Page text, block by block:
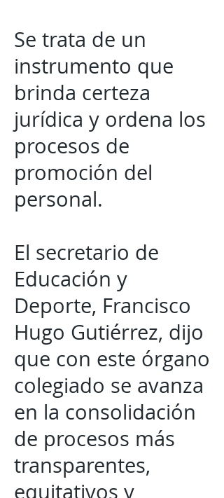
Se trata de un
instrumento que
brinda certeza
jurídica y ordena los
procesos de
promoción del
personal.
El secretario de
Educación y
Deporte, Francisco
Hugo Gutiérrez, dijo
que con este órgano
colegiado se avanza
en la consolidación
de procesos más
transparentes,
equitativos y